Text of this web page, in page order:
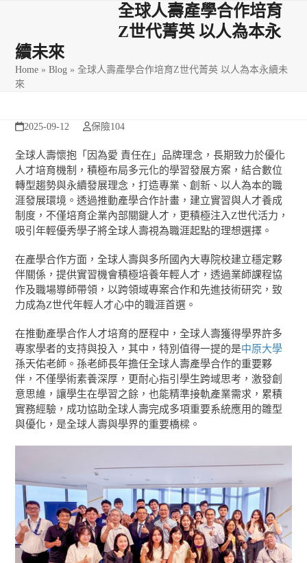
menu
menu
全球人壽產學合作培育
Z世代菁英 以人為本永
續未來
Home »Blog »全球人壽產學合作培育Z世代菁英 以人為本永續未
來
2025-09-12 保險104
全球人壽懷抱「因為愛 責任在」品牌理念，長期致力於優化
人才培育機制，積極布局多元化的學習發展方案，結合數位
轉型趨勢與永續發展理念，打造專業、創新、以人為本的職
涯發展環境。透過推動產學合作計畫，建立實習與人才養成
制度，不僅培育企業內部關鍵人才，更積極注入Z世代活力，
吸引年輕優秀學子將全球人壽視為職涯起點的理想選擇。
在產學合作方面，全球人壽與多所國內大專院校建立穩定夥
伴關係，提供實習機會積極培養年輕人才，透過業師課程協
作及職場導師帶領，以跨領域專案合作和先進技術研究，致
力成為Z世代年輕人才心中的職涯首選。
在推動產學合作人才培育的歷程中，全球人壽獲得學界許多
專家學者的支持與投入，其中，特別值得一提的是中原大學
孫天佑老師。孫老師長年擔任全球人壽產學合作的重要夥
伴，不僅學術素養深厚，更耐心指引學生跨域思考，激發創
意思維，讓學生在學習之餘，也能精準接軌產業需求，累積
實務經驗，成功協助全球人壽完成多項重要系統應用的雛型
與優化，是全球人壽與學界的重要橋樑。